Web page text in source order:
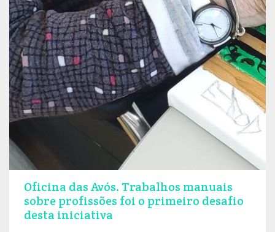
Oficina das Avós. Trabalhos manuais
sobre profissões foi o primeiro desafio
desta iniciativa